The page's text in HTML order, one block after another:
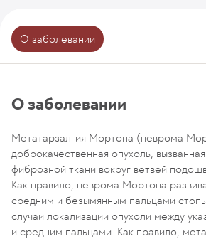
О заболевании
О заболевании
Метатарзалгия Мортона (неврома
доброкачественная опухоль,
фиброзной ткани вокруг ветвей
Как правило, неврома Мортона
средним и безымянным пальцами
случаи локализации опухоли между
и средним пальцами. Как правило,